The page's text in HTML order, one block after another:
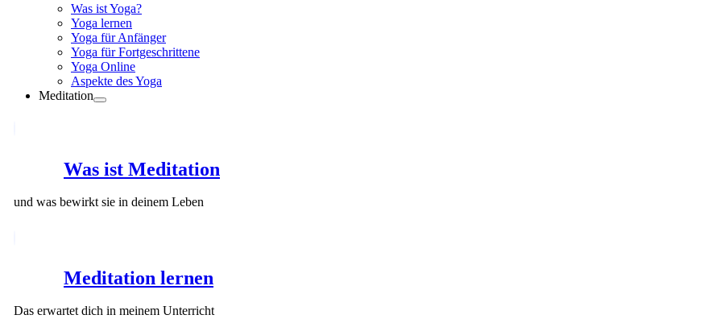
Was ist Yoga?
Yoga lernen
Yoga für Anfänger
Yoga für Fortgeschrittene
Yoga Online
Aspekte des Yoga
Meditation
Was ist Meditation
und was bewirkt sie in deinem Leben
Meditation lernen
Das erwartet dich in meinem Unterricht